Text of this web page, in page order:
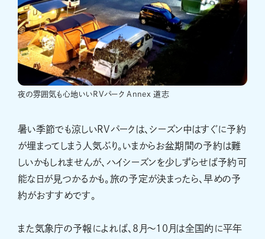
夜の雰囲気も心地いいRVパーク Annex 道志
暑い季節でも涼しいRVパークは、シーズン中はすぐに予約
が埋まってしまう人気ぶり。いまからお盆期間の予約は難
しいかもしれませんが、ハイシーズンを少しずらせば予約可
能な日が見つかるかも。旅の予定が決まったら、早めの予
約がおすすめです。
また気象庁の予報によれば、8月～10月は全国的に平年